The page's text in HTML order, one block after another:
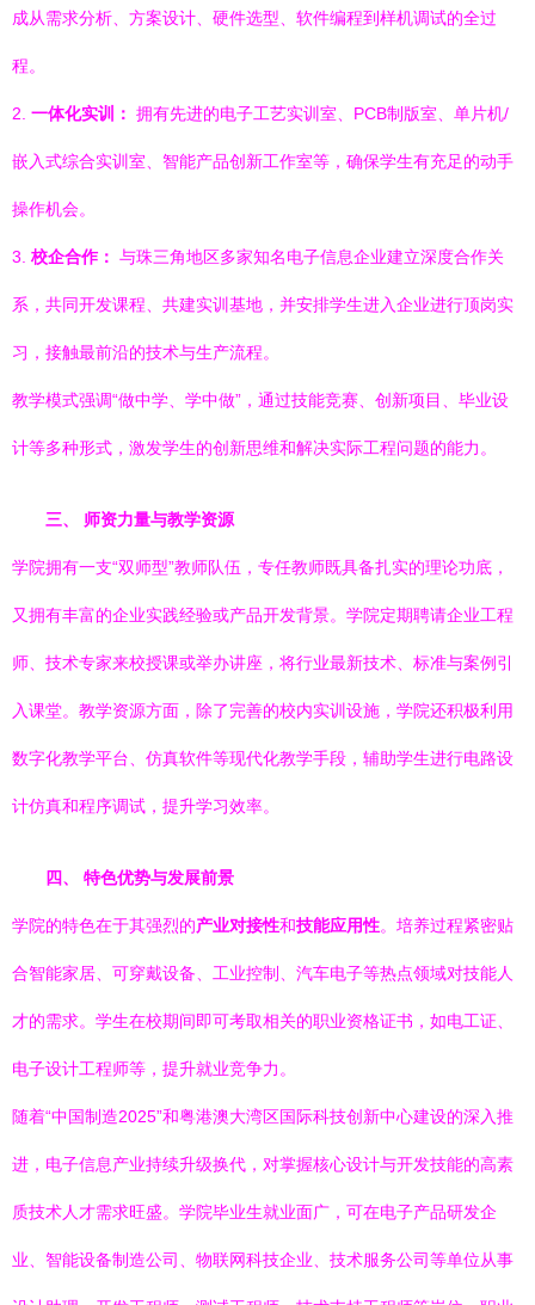
成从需求分析、方案设计、硬件选型、软件编程到样机调试的全过
程。
2. 一体化实训： 拥有先进的电子工艺实训室、PCB制版室、单片机/
嵌入式综合实训室、智能产品创新工作室等，确保学生有充足的动手
操作机会。
3. 校企合作： 与珠三角地区多家知名电子信息企业建立深度合作关
系，共同开发课程、共建实训基地，并安排学生进入企业进行顶岗实
习，接触最前沿的技术与生产流程。
教学模式强调“做中学、学中做”，通过技能竞赛、创新项目、毕业设
计等多种形式，激发学生的创新思维和解决实际工程问题的能力。
三、 师资力量与教学资源
学院拥有一支“双师型”教师队伍，专任教师既具备扎实的理论功底，
又拥有丰富的企业实践经验或产品开发背景。学院定期聘请企业工程
师、技术专家来校授课或举办讲座，将行业最新技术、标准与案例引
入课堂。教学资源方面，除了完善的校内实训设施，学院还积极利用
数字化教学平台、仿真软件等现代化教学手段，辅助学生进行电路设
计仿真和程序调试，提升学习效率。
四、 特色优势与发展前景
学院的特色在于其强烈的产业对接性和技能应用性。培养过程紧密贴
合智能家居、可穿戴设备、工业控制、汽车电子等热点领域对技能人
才的需求。学生在校期间即可考取相关的职业资格证书，如电工证、
电子设计工程师等，提升就业竞争力。
随着“中国制造2025”和粤港澳大湾区国际科技创新中心建设的深入推
进，电子信息产业持续升级换代，对掌握核心设计与开发技能的高素
质技术人才需求旺盛。学院毕业生就业面广，可在电子产品研发企
业、智能设备制造公司、物联网科技企业、技术服务公司等单位从事